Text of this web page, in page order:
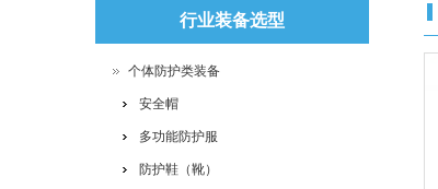
行业装备选型
个体防护类装备
安全帽
多功能防护服
防护鞋（靴）